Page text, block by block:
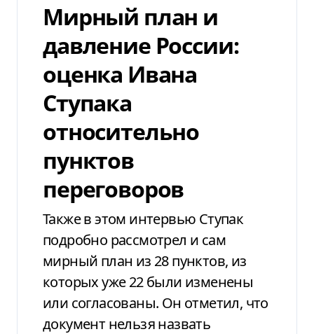
Мирный план и
давление России:
оценка Ивана
Ступака
относительно
пунктов
переговоров
Также в этом интервью Ступак
подробно рассмотрел и сам
мирный план из 28 пунктов, из
которых уже 22 были изменены
или согласованы. Он отметил, что
документ нельзя назвать